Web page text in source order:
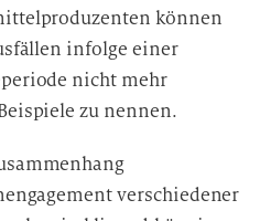
können
infolge einer
nicht mehr
zu nennen.
verschiedener